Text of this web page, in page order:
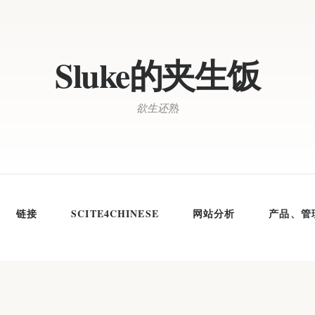
Sluke的夹生饭
欲生还熟
链接 SCITE4CHINESE 网站分析 产品、管